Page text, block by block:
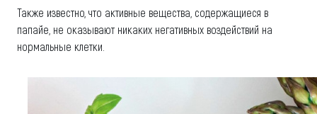
Также известно, что активные вещества, содержащиеся в
папайе, не оказывают никаких негативных воздействий на
нормальные клетки.